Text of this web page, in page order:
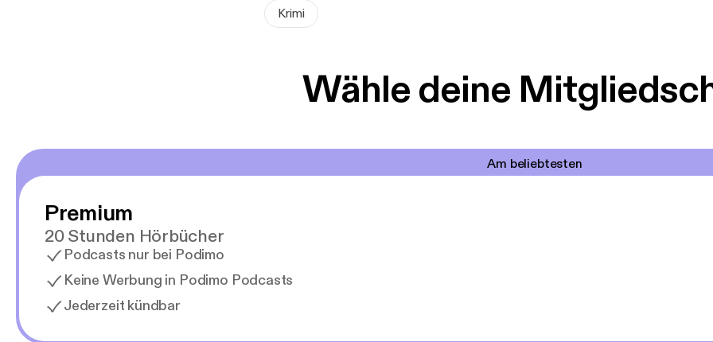
Krimi
Wähle deine
Am beliebtesten
Premium
20 Stunden Hörbücher
Podcasts nur bei Podimo
Keine Werbung in Podimo Podcasts
Jederzeit kündbar